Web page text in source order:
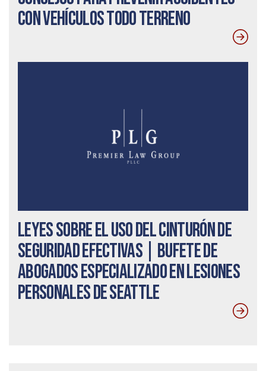
con vehículos todo terreno
Leyes sobre el uso del cinturón de
seguridad efectivas | Bufete de
abogados especializado en lesiones
personales de Seattle